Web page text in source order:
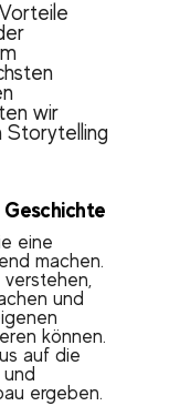
wir
Storytelling
eine
machen.
verstehen,
und
können.
auf die
ergeben.